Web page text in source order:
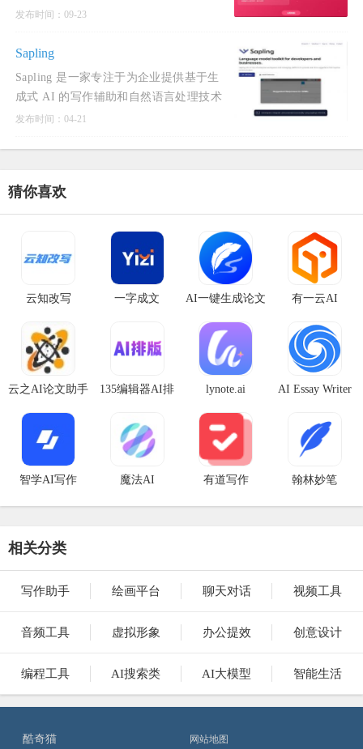
可视化， 一站式解决论文查重难题。作为
全流程中的核心痛点，为科研人员、研究
生等用户群体提供一站式解
发布时间：09-23
Sapling
Sapling 是一家专注于为企业提供基于生
成式 AI 的写作辅助和自然语言处理技术
的公司。其核心产品旨在通过实时的写作
发布时间：04-21
猜你喜欢
云知改写 一字成文 AI一键生成论文 有一云AI
云之AI论文助手
135编辑器AI排
lynote.ai AI Essay Writer
智学AI写作 魔法AI 有道写作 翰林妙笔
相关分类
写作助手 绘画平台 聊天对话 视频工具
音频工具 虚拟形象 办公提效 创意设计
编程工具 AI搜索类 AI大模型 智能生活
酷奇猫 网站地图